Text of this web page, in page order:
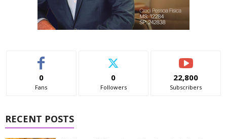
0
Fans
0
Followers
22,800
Subscribers
RECENT POSTS